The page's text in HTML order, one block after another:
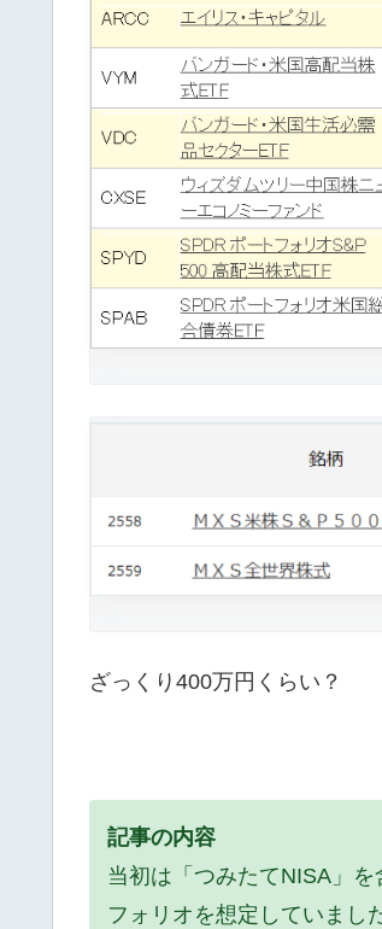
ざっくり400万円くらい？
記事の内容
当初は「つみたてNISA」
フォリオを想定していまし